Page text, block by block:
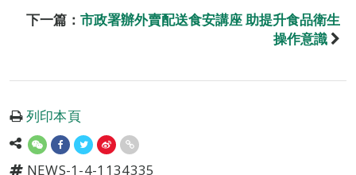
下一篇： 市政署辦外賣配送食安講座 助提升食品衛生
操作意識
列印本頁
NEWS-1-4-1134335